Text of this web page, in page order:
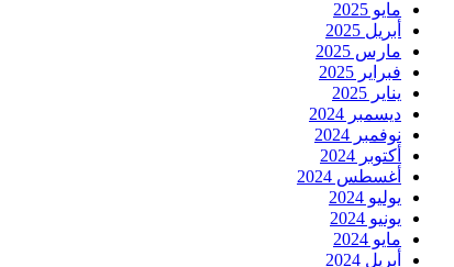
مايو 2025
أبريل 2025
مارس 2025
فبراير 2025
يناير 2025
ديسمبر 2024
نوفمبر 2024
أكتوبر 2024
أغسطس 2024
يوليو 2024
يونيو 2024
مايو 2024
أبريل 2024